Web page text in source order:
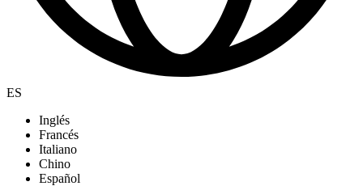
ES
Inglés
Francés
Italiano
Chino
Español